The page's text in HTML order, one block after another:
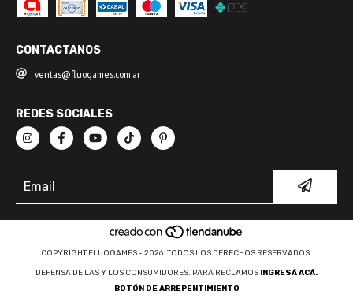
CONTACTANOS
ventas@fluogames.com.ar
REDES SOCIALES
COPYRIGHT FLUOGAMES - 2026. TODOS LOS DERECHOS RESERVADOS.
DEFENSA DE LAS Y LOS CONSUMIDORES. PARA RECLAMOS INGRESÁ ACÁ.
BOTÓN DE ARREPENTIMIENTO